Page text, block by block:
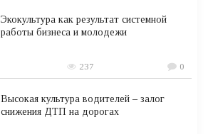
Экокультура как результат системной
работы бизнеса и молодежи
237 0
Высокая культура водителей – залог
снижения ДТП на дорогах